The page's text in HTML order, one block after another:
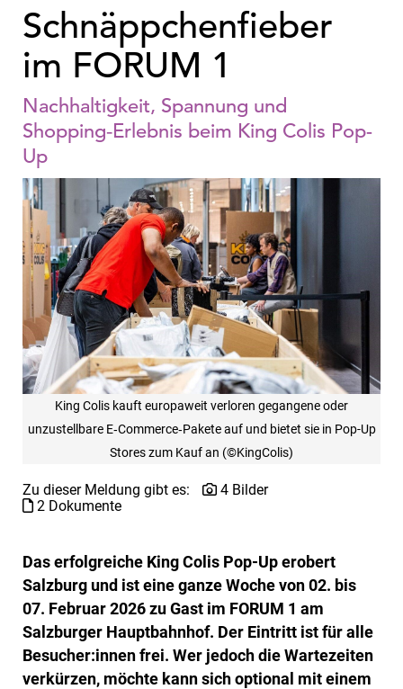
Schnäppchenfieber
im FORUM 1
Nachhaltigkeit, Spannung und
Shopping‑Erlebnis beim King Colis Pop-
Up
King Colis kauft europaweit verloren gegangene oder
unzustellbare E‑Commerce‑Pakete auf und bietet sie in Pop-Up
Stores zum Kauf an (©KingColis)
Zu dieser Meldung gibt es:
4 Bilder
2 Dokumente
Das erfolgreiche King Colis Pop-Up erobert
Salzburg und ist eine ganze Woche von 02. bis
07. Februar 2026 zu Gast im FORUM 1 am
Salzburger Hauptbahnhof. Der Eintritt ist für alle
Besucher:innen frei. Wer jedoch die Wartezeiten
verkürzen, möchte kann sich optional mit einem